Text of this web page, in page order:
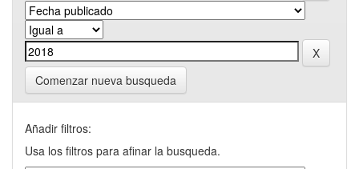
Comenzar nueva busqueda
Añadir filtros:
Usa los filtros para afinar la busqueda.